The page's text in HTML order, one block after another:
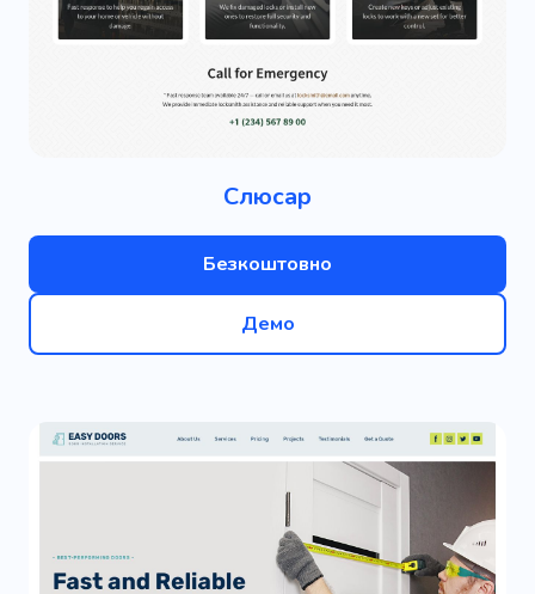
Слюсар
Безкоштовно
Демо